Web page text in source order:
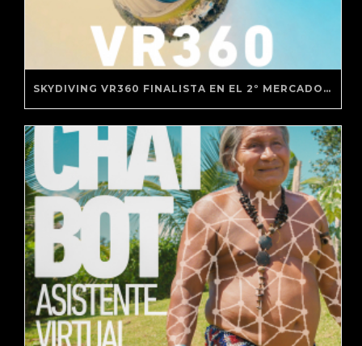
SKYDIVING VR360 FINALISTA EN EL 2º MERCADO DE REALIDAD VIRTUAL DE BARCELONA